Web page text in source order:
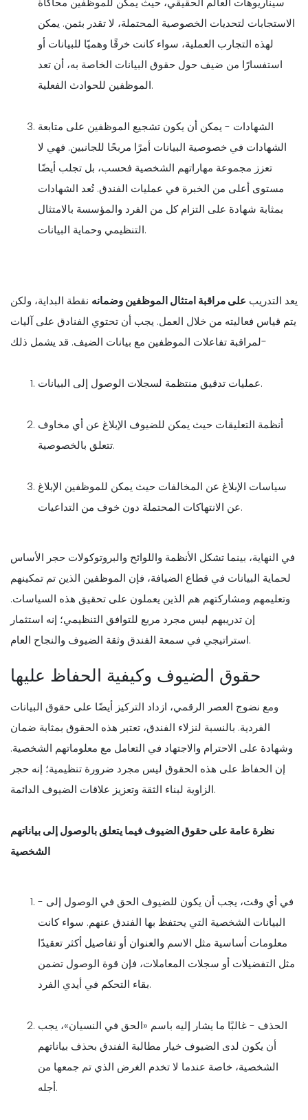
الاستجابات لتحديات الخصوصية المحتملة، لا تقدر بثمن. يمكن
لهذه التجارب العملية، سواء كانت خرقًا وهميًا للبيانات أو
استفسارًا من ضيف حول حقوق البيانات الخاصة به، أن تعد
الموظفين للحوادث الفعلية.
الشهادات - يمكن أن يكون تشجيع الموظفين على متابعة
الشهادات في خصوصية البيانات أمرًا مربحًا للجانبين. فهي لا
تعزز مجموعة مهاراتهم الشخصية فحسب، بل تجلب أيضًا
مستوى أعلى من الخبرة في عمليات الفندق. تُعد الشهادات
بمثابة شهادة على التزام كل من الفرد والمؤسسة بالامتثال
التنظيمي وحماية البيانات.
يعد التدريب على مراقبة امتثال الموظفين وضمانه نقطة البداية، ولكن
يتم قياس فعاليته من خلال العمل. يجب أن تحتوي الفنادق على آليات
لمراقبة تفاعلات الموظفين مع بيانات الضيف. قد يشمل ذلك-
عمليات تدقيق منتظمة لسجلات الوصول إلى البيانات.
أنظمة التعليقات حيث يمكن للضيوف الإبلاغ عن أي مخاوف
تتعلق بالخصوصية.
سياسات الإبلاغ عن المخالفات حيث يمكن للموظفين الإبلاغ
عن الانتهاكات المحتملة دون خوف من التداعيات.
في النهاية، بينما تشكل الأنظمة واللوائح والبروتوكولات حجر الأساس
لحماية البيانات في قطاع الضيافة، فإن الموظفين الذين تم تمكينهم
وتعليمهم ومشاركتهم هم الذين يعملون على تحقيق هذه السياسات.
إن تدريبهم ليس مجرد مربع للتوافق التنظيمي؛ إنه استثمار
استراتيجي في سمعة الفندق وثقة الضيوف والنجاح العام.
حقوق الضيوف وكيفية الحفاظ عليها
ومع نضوج العصر الرقمي، ازداد التركيز أيضًا على حقوق البيانات
الفردية. بالنسبة لنزلاء الفندق، تعتبر هذه الحقوق بمثابة ضمان
وشهادة على الاحترام والاجتهاد في التعامل مع معلوماتهم الشخصية.
إن الحفاظ على هذه الحقوق ليس مجرد ضرورة تنظيمية؛ إنه حجر
الزاوية لبناء الثقة وتعزيز علاقات الضيوف الدائمة.
نظرة عامة على حقوق الضيوف فيما يتعلق بالوصول إلى بياناتهم
الشخصية
- في أي وقت، يجب أن يكون للضيوف الحق في الوصول إلى
البيانات الشخصية التي يحتفظ بها الفندق عنهم. سواء كانت
معلومات أساسية مثل الاسم والعنوان أو تفاصيل أكثر تعقيدًا
مثل التفضيلات أو سجلات المعاملات، فإن قوة الوصول تضمن
بقاء التحكم في أيدي الفرد.
الحذف - غالبًا ما يشار إليه باسم «الحق في النسيان»، يجب
أن يكون لدى الضيوف خيار مطالبة الفندق بحذف بياناتهم
الشخصية، خاصة عندما لا تخدم الغرض الذي تم جمعها من
أجله.